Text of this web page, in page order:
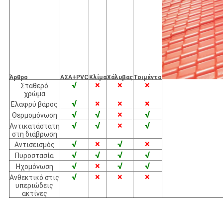
Άρθρο ΑΣΑ+PVC ΚλίμαΧάλυβαςΤσιμέντο
Σταθερό
χρώμα
√ × × ×
Ελαφρύ βάρος √ × × ×
Θερμομόνωση √ √ × √
Αντικατάστατη
στη διάβρωση
√ √ × √
Αντισεισμός √ × √ ×
Πυροστασία √ √ √ √
Ηχομόνωση √ × √ √
Ανθεκτικό στις
υπεριώδεις
ακτίνες
√ × × ×